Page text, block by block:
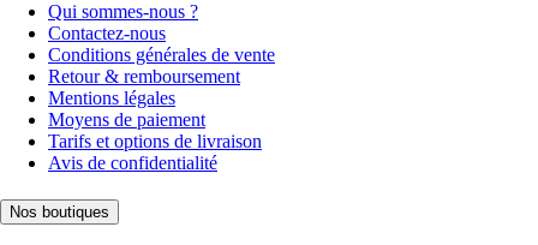
Qui sommes-nous ?
Contactez-nous
Conditions générales de vente
Retour & remboursement
Mentions légales
Moyens de paiement
Tarifs et options de livraison
Avis de confidentialité
Nos boutiques